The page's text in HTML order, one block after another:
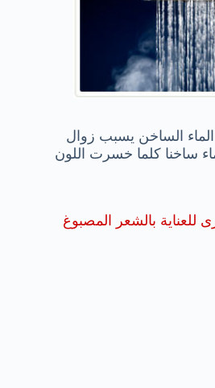
الماء الساخن يسبب زوال
ساخنا كلما خسرت اللون
للعناية بالشعر المصبوغ